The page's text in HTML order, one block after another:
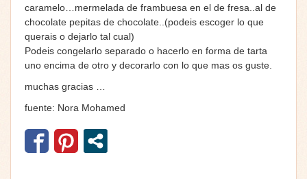
caramelo…mermelada de frambuesa en el de fresa..al de
chocolate pepitas de chocolate..(podeis escoger lo que
querais o dejarlo tal cual)
Podeis congelarlo separado o hacerlo en forma de tarta
uno encima de otro y decorarlo con lo que mas os guste.
muchas gracias …
fuente: Nora Mohamed